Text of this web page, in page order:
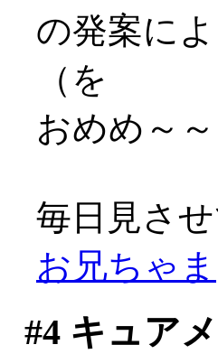
の発案に
（を
おめめ～
毎日見さ
お兄ちゃま
#4キュア